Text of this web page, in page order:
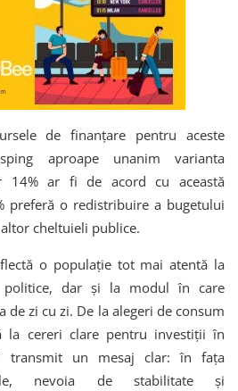
de finanțare pentru aceste
aproape unanim varianta
14% ar fi de acord cu această
preferă o redistribuire a bugetului
cheltuieli publice.
o populație tot mai atentă la
politice, dar și la modul în care
de zi cu zi. De la alegeri de consum
la cereri clare pentru investiții în
transmit un mesaj clar: în fața
nevoia de stabilitate și